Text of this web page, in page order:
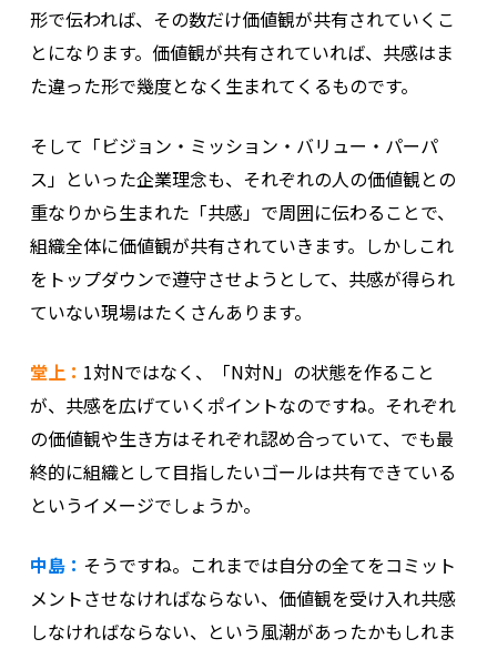
形で伝われば、その数だけ価値観が共有されていくこ
とになります。価値観が共有されていれば、共感はま
た違った形で幾度となく生まれてくるものです。
そして「ビジョン・ミッション・バリュー・パーパ
ス」といった企業理念も、それぞれの人の価値観との
重なりから生まれた「共感」で周囲に伝わることで、
組織全体に価値観が共有されていきます。しかしこれ
をトップダウンで遵守させようとして、共感が得られ
ていない現場はたくさんあります。
堂上： 1対Nではなく、「N対N」の状態を作ること
が、共感を広げていくポイントなのですね。それぞれ
の価値観や生き方はそれぞれ認め合っていて、でも最
終的に組織として目指したいゴールは共有できている
というイメージでしょうか。
中島： そうですね。これまでは自分の全てをコミット
メントさせなければならない、価値観を受け入れ共感
しなければならない、という風潮があったかもしれま